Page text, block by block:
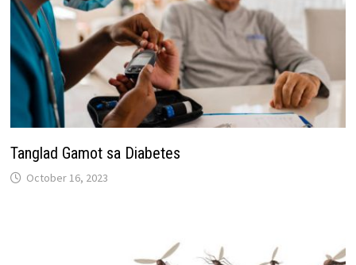
Tanglad Gamot sa Diabetes
October 16, 2023